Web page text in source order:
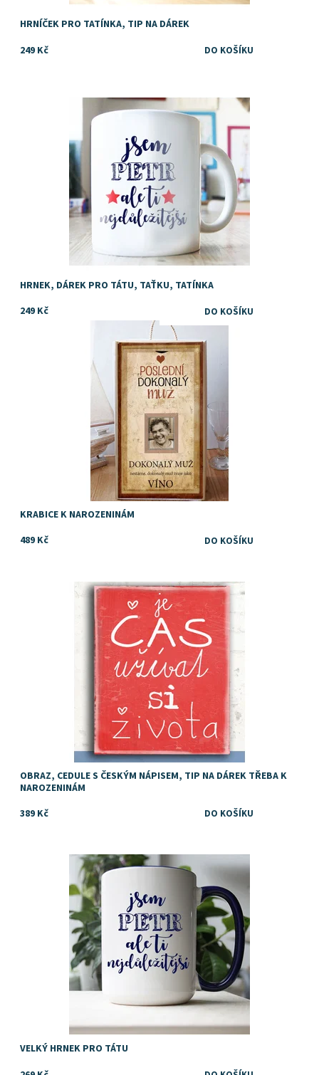
HRNÍČEK PRO TATÍNKA, TIP NA DÁREK
249 Kč
Skladem
DejDar
HRNEK, DÁREK PRO TÁTU, TAŤKU, TATÍNKA
249 Kč
TIP na dárek k narozeninám pro muže
Skladem
KRABICE K NAROZENINÁM
489 Kč
Skladem
DejDar
OBRAZ, CEDULE S ČESKÝM NÁPISEM, TIP NA DÁREK TŘEBA K
NAROZENINÁM
389 Kč
Dostupnost:
Skladem
DejDar
VELKÝ HRNEK PRO TÁTU